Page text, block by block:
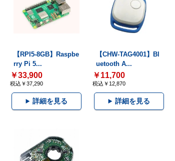
【RPI5-8GB】Raspbe
rry Pi 5...
￥33,900
税込￥37,290
詳細を見る
【CHW-TAG4001】Bl
uetooth A...
￥11,700
税込￥12,870
詳細を見る